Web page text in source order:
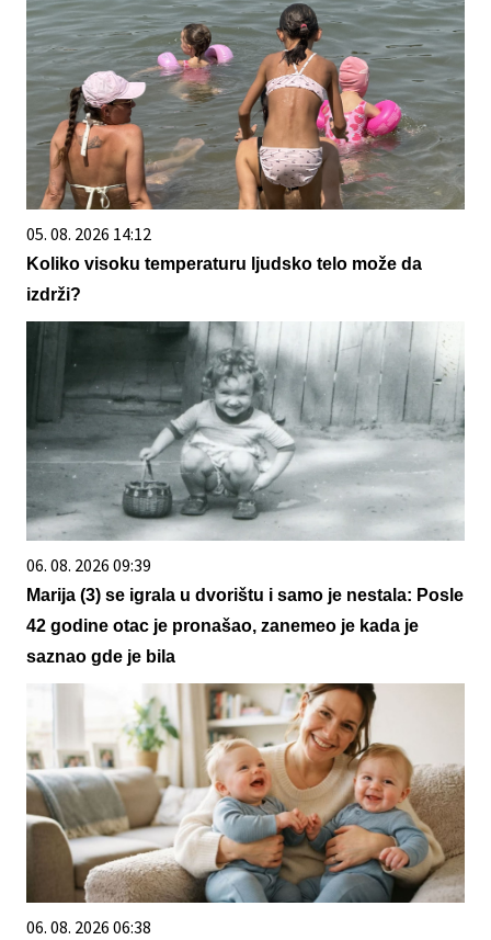
05. 08. 2026 14:12
Koliko visoku temperaturu ljudsko telo može da
izdrži?
06. 08. 2026 09:39
Marija (3) se igrala u dvorištu i samo je nestala: Posle
42 godine otac je pronašao, zanemeo je kada je
saznao gde je bila
06. 08. 2026 06:38